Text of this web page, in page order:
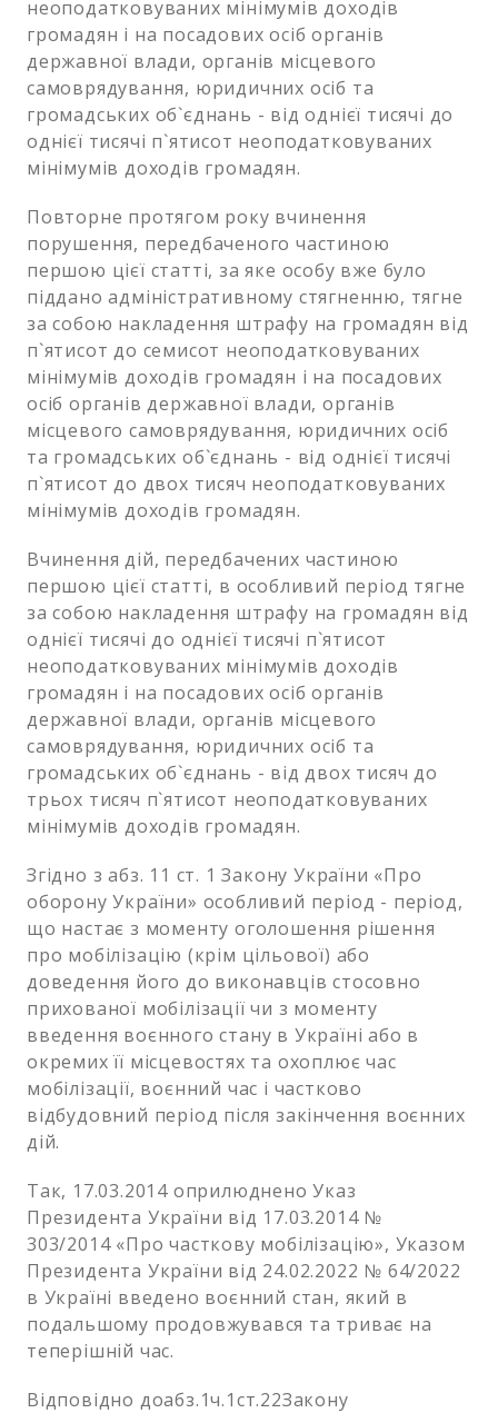
неоподатковуваних мінімумів доходів
громадян і на посадових осіб органів
державної влади, органів місцевого
самоврядування, юридичних осіб та
громадських об`єднань - від однієї тисячі до
однієї тисячі п`ятисот неоподатковуваних
мінімумів доходів громадян.
Повторне протягом року вчинення
порушення, передбаченого частиною
першою цієї статті, за яке особу вже було
піддано адміністративному стягненню, тягне
за собою накладення штрафу на громадян від
п`ятисот до семисот неоподатковуваних
мінімумів доходів громадян і на посадових
осіб органів державної влади, органів
місцевого самоврядування, юридичних осіб
та громадських об`єднань - від однієї тисячі
п`ятисот до двох тисяч неоподатковуваних
мінімумів доходів громадян.
Вчинення дій, передбачених частиною
першою цієї статті, в особливий період тягне
за собою накладення штрафу на громадян від
однієї тисячі до однієї тисячі п`ятисот
неоподатковуваних мінімумів доходів
громадян і на посадових осіб органів
державної влади, органів місцевого
самоврядування, юридичних осіб та
громадських об`єднань - від двох тисяч до
трьох тисяч п`ятисот неоподатковуваних
мінімумів доходів громадян.
Згідно з абз. 11 ст. 1 Закону України «Про
оборону України» особливий період - період,
що настає з моменту оголошення рішення
про мобілізацію (крім цільової) або
доведення його до виконавців стосовно
прихованої мобілізації чи з моменту
введення воєнного стану в Україні або в
окремих її місцевостях та охоплює час
мобілізації, воєнний час і частково
відбудовний період після закінчення воєнних
дій.
Так, 17.03.2014 оприлюднено Указ
Президента України від 17.03.2014 №
303/2014 «Про часткову мобілізацію», Указом
Президента України від 24.02.2022 № 64/2022
в Україні введено воєнний стан, який в
подальшому продовжувався та триває на
теперішній час.
Відповідно доабз.1ч.1ст.22Закону